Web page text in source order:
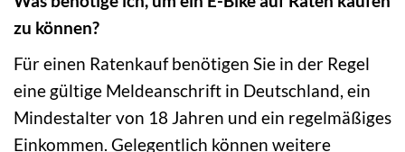
zu können?
Für einen Ratenkauf benötigen Sie in der Regel
eine gültige Meldeanschrift in Deutschland, ein
Mindestalter von 18 Jahren und ein regelmäßiges
Einkommen. Gelegentlich können weitere